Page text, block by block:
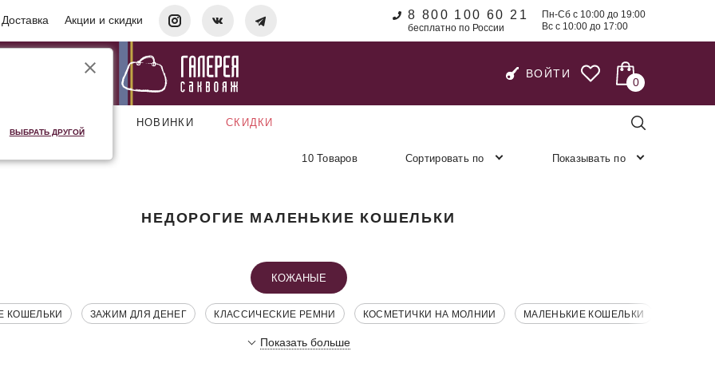
Доставка Акции и скидки 8 800 100 60 21
бесплатно по России
Пн-Сб с 10:00 до 19:00
Вс с 10:00 до 17:00
ВОЙТИ
0
НОВИНКИ СКИДКИ
10 Товаров Сортировать по Показывать по
НЕДОРОГИЕ МАЛЕНЬКИЕ КОШЕЛЬКИ
КОЖАНЫЕ
КОШЕЛЬКИ ЗАЖИМ ДЛЯ ДЕНЕГ КЛАССИЧЕСКИЕ РЕМНИ КОСМЕТИЧКИ НА МОЛНИИ МАЛЕНЬКИЕ КОШЕЛЬКИ
Показать больше
ВЫБРАТЬ ДРУГОЙ